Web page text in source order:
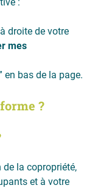
droite de votre
mes
en bas de la page.
?
la copropriété,
et à votre